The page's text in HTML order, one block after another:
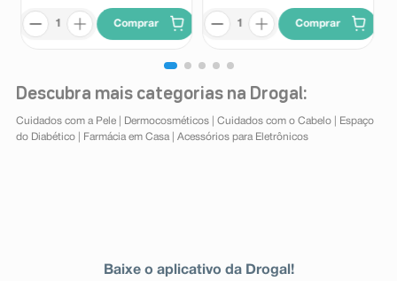
Comprar Comprar
Descubra mais categorias na Drogal:
Cuidados com a Pele| Dermocosméticos| Cuidados com o Cabelo|
Espaço
do Diabético| Farmácia em Casa| Acessórios para Eletrônicos
Baixe o aplicativo da Drogal!